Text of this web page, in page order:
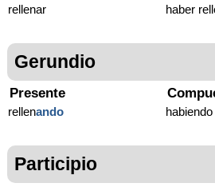
rellenar haber
Gerundio
Presente
rellenando
Participio